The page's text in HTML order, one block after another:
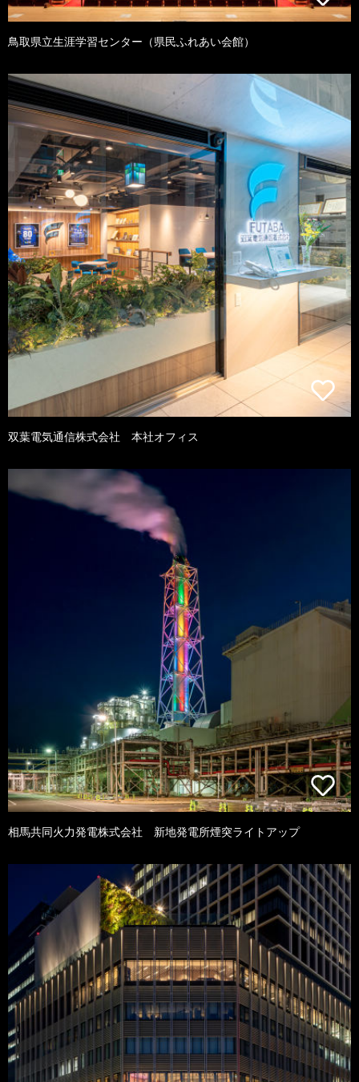
鳥取県立生涯学習センター（県民ふれあい会館）
双葉電気通信株式会社 本社オフィス
相馬共同火力発電株式会社 新地発電所煙突ライトアップ